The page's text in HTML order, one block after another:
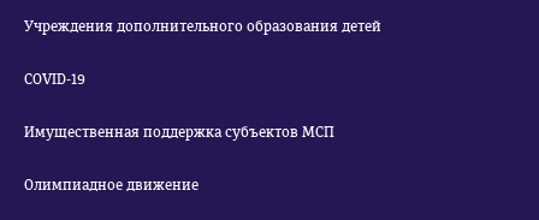
Учреждения дополнительного образования детей
COVID-19
Имущественная поддержка субъектов МСП
Олимпиадное движение